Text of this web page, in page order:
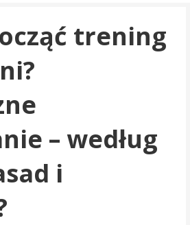
trening
– według
i